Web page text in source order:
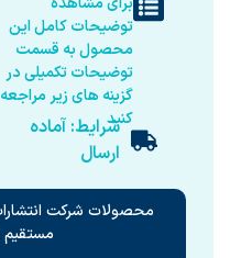
توضیحات کامل این
محصول به قسمت
توضیحات تکمیلی در
گزینه های زیر مراجعه
کنیدشرایط: آماده
ارسال
محصولات شرکت
مستقیم